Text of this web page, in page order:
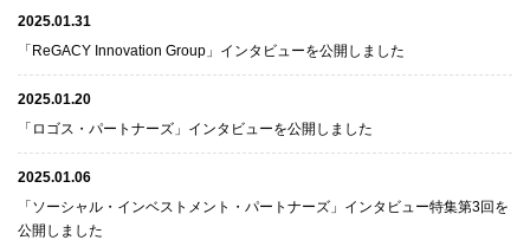
2025.01.31
「ReGACY Innovation Group」インタビューを公開しました
2025.01.20
「ロゴス・パートナーズ」インタビューを公開しました
2025.01.06
「ソーシャル・インベストメント・パートナーズ」インタビュー特集第3回を
公開しました